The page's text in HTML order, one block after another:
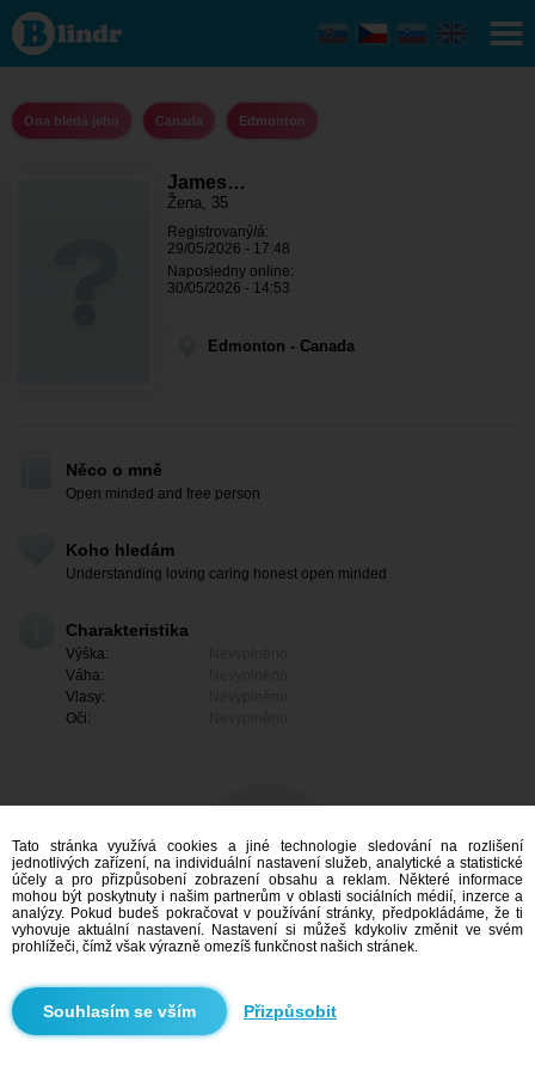
James
Arthur -
Ona hledá
jeho
Ona hledá jeho Canada Edmonton
James…
Žena, 35
Registrovaný/á:
29/05/2026 - 17:48
Naposledny online:
30/05/2026 - 14:53
Edmonton - Canada
Něco o mně
Open minded and free person
Koho hledám
Understanding loving caring honest open minded
Charakteristika
Výška:
Váha:
Vlasy:
Oči:
Mám zájem
Vyhledávání
Tato stránka využívá cookies a jiné technologie sledování na rozlišení
jednotlivých zařízení, na individuální nastavení služeb, analytické a statistické
účely a pro přizpůsobení zobrazení obsahu a reklam. Některé informace
mohou být poskytnuty i našim partnerům v oblasti sociálních médií, inzerce a
analýzy. Pokud budeš pokračovat v používání stránky, předpokládáme, že ti
vyhovuje aktuální nastavení. Nastavení si můžeš kdykoliv změnit ve svém
prohlížeči, čímž však výrazně omezíš funkčnost našich stránek.
Přizpůsobit